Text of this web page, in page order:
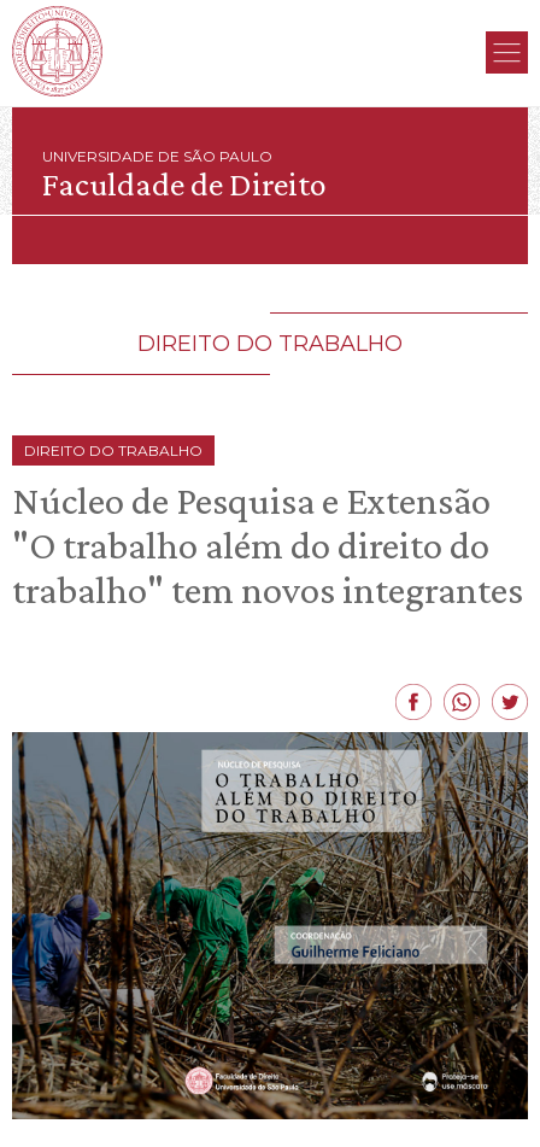
UNIVERSIDADE DE SÃO PAULO
Faculdade de Direito
DIREITO DO TRABALHO
DIREITO DO TRABALHO
Núcleo de Pesquisa e Extensão
"O trabalho além do direito do
trabalho" tem novos integrantes